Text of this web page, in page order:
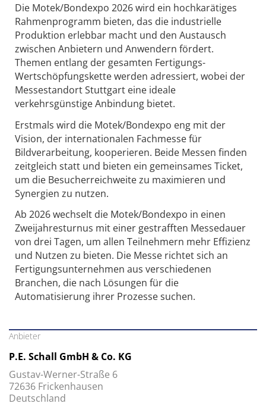
Die Motek/Bondexpo 2026 wird ein hochkarätiges
Rahmenprogramm bieten, das die industrielle
Produktion erlebbar macht und den Austausch
zwischen Anbietern und Anwendern fördert.
Themen entlang der gesamten Fertigungs-
Wertschöpfungskette werden adressiert, wobei der
Messestandort Stuttgart eine ideale
verkehrsgünstige Anbindung bietet.
Erstmals wird die Motek/Bondexpo eng mit der
Vision, der internationalen Fachmesse für
Bildverarbeitung, kooperieren. Beide Messen finden
zeitgleich statt und bieten ein gemeinsames Ticket,
um die Besucherreichweite zu maximieren und
Synergien zu nutzen.
Ab 2026 wechselt die Motek/Bondexpo in einen
Zweijahresturnus mit einer gestrafften Messedauer
von drei Tagen, um allen Teilnehmern mehr Effizienz
und Nutzen zu bieten. Die Messe richtet sich an
Fertigungsunternehmen aus verschiedenen
Branchen, die nach Lösungen für die
Automatisierung ihrer Prozesse suchen.
Anbieter
P.E. Schall GmbH & Co. KG
Gustav-Werner-Straße 6
72636 Frickenhausen
Deutschland